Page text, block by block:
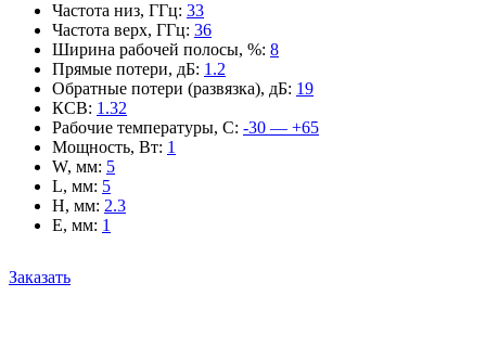
Частота низ, ГГц: 33
Частота верх, ГГц: 36
Ширина рабочей полосы, %: 8
Прямые потери, дБ: 1.2
Обратные потери (развязка), дБ: 19
КСВ: 1.32
Рабочие температуры, С: -30 — +65
Мощность, Вт: 1
W, мм: 5
L, мм: 5
H, мм: 2.3
E, мм: 1
Заказать